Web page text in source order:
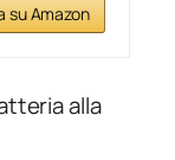
su Amazon
alla